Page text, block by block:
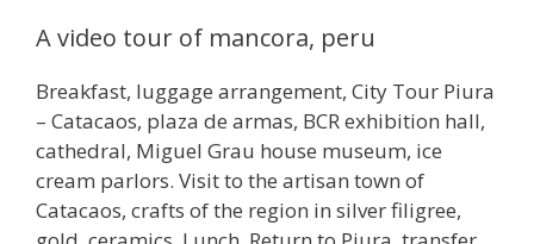
A video tour of mancora, peru
Breakfast, luggage arrangement, City Tour Piura
– Catacaos, plaza de armas, BCR exhibition hall,
cathedral, Miguel Grau house museum, ice
cream parlors. Visit to the artisan town of
Catacaos, crafts of the region in silver filigree,